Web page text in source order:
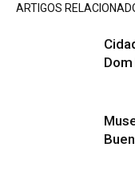
ARTIGOS